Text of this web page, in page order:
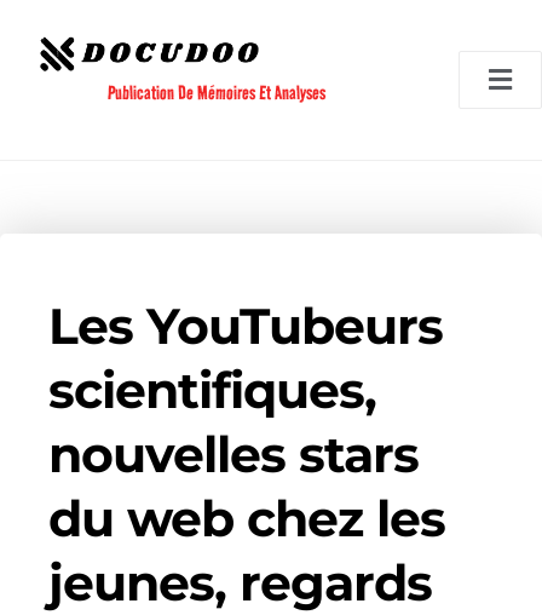
contenu
Publication De Mémoires Et Analyses
Les YouTubeurs
scientifiques,
nouvelles stars
du web chez les
jeunes, regards